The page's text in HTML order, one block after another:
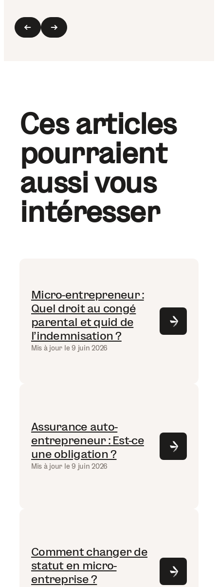
Ces articles
pourraient
aussi vous
intéresser
Micro-entrepreneur :
Quel droit au congé
parental et quid de
l'indemnisation ?
Mis à jour le 9 juin 2026
Assurance auto-
entrepreneur : Est-ce
une obligation ?
Mis à jour le 9 juin 2026
Comment changer de
statut en micro-
entreprise ?